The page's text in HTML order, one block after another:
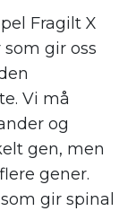
Fragilt X
gir oss
Vi må
og
gen, men
gener.
gir spinal